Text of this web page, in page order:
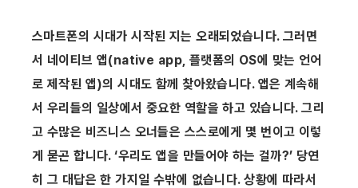
스마트폰의 시대가 시작된 지는 오래되었습니다. 그러면
서 네이티브 앱(native app, 플랫폼의 OS에 맞는 언어
로 제작된 앱)의 시대도 함께 찾아왔습니다. 앱은 계속해
서 우리들의 일상에서 중요한 역할을 하고 있습니다. 그리
고 수많은 비즈니스 오너들은 스스로에게 몇 번이고 이렇
게 묻곤 합니다. ‘우리도 앱을 만들어야 하는 걸까?’ 당연
히 그 대답은 한 가지일 수밖에 없습니다. 상황에 따라서